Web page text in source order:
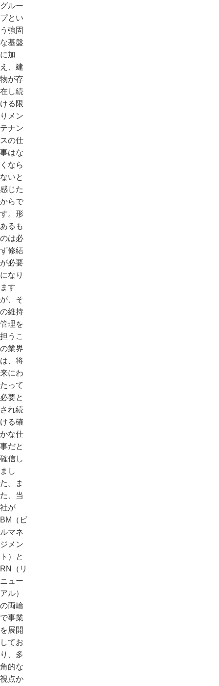
グルー
プとい
う強固
な基盤
に加
え、建
物が存
在し続
ける限
りメン
テナン
スの仕
事はな
くなら
ないと
感じた
からで
す。形
あるも
のは必
ず修繕
が必要
になり
ます
が、そ
の維持
管理を
担うこ
の業界
は、将
来にわ
たって
必要と
され続
ける確
かな仕
事だと
確信し
まし
た。ま
た、当
社が
BM（ビ
ルマネ
ジメン
ト）と
RN（リ
ニュー
アル）
の両輪
で事業
を展開
してお
り、多
角的な
視点か